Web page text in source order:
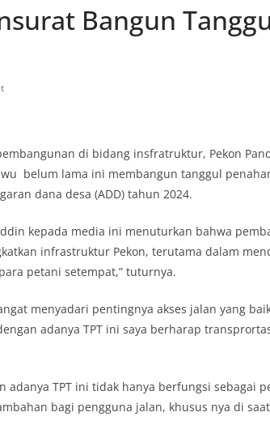
Bangun
di bidang insfratruktur, Pekon
belum lama ini membangun tanggul
dana desa (ADD) tahun 2024.
kepada media ini menuturkan bahwa
infrastruktur Pekon, terutama dalam
petani setempat,” tuturnya.
menyadari pentingnya akses jalan yang
adanya TPT ini saya berharap
adanya TPT ini tidak hanya berfungsi sebagai
bagi pengguna jalan, khusus nya di